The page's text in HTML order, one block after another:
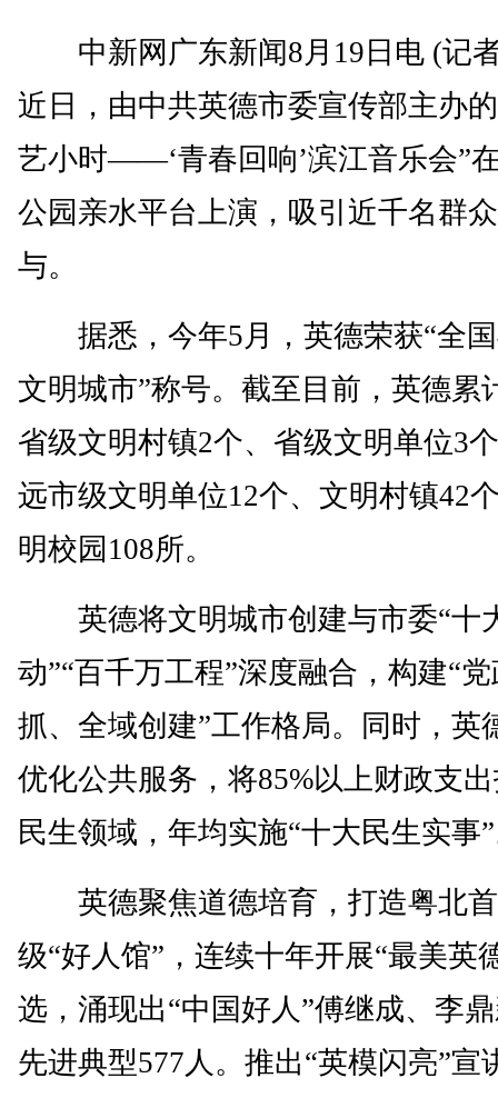
中新网广东新闻8月19日电 (记
近日，由中共英德市委宣传部主办
艺小时——‘青春回响’滨江音乐会”
公园亲水平台上演，吸引近千名群
与。
据悉，今年5月，英德荣获“全
文明城市”称号。截至目前，英德累
省级文明村镇2个、省级文明单位3
远市级文明单位12个、文明村镇42
明校园108所。
英德将文明城市创建与市委“十
动”“百千万工程”深度融合，构建“
抓、全域创建”工作格局。同时，英
优化公共服务，将85%以上财政支
民生领域，年均实施“十大民生实事
英德聚焦道德培育，打造粤北
级“好人馆”，连续十年开展“最美英
选，涌现出“中国好人”傅继成、李
先进典型577人。推出“英模闪亮”宣